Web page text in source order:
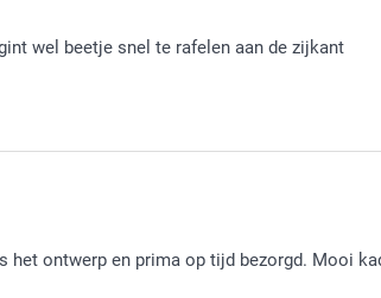
wel beetje snel te rafelen aan de zijkant
Wat ontzettend vervelend om te lezen. Je
Zij kijken graag met je mee naar een
het ontwerp en prima op tijd bezorgd. Mooi